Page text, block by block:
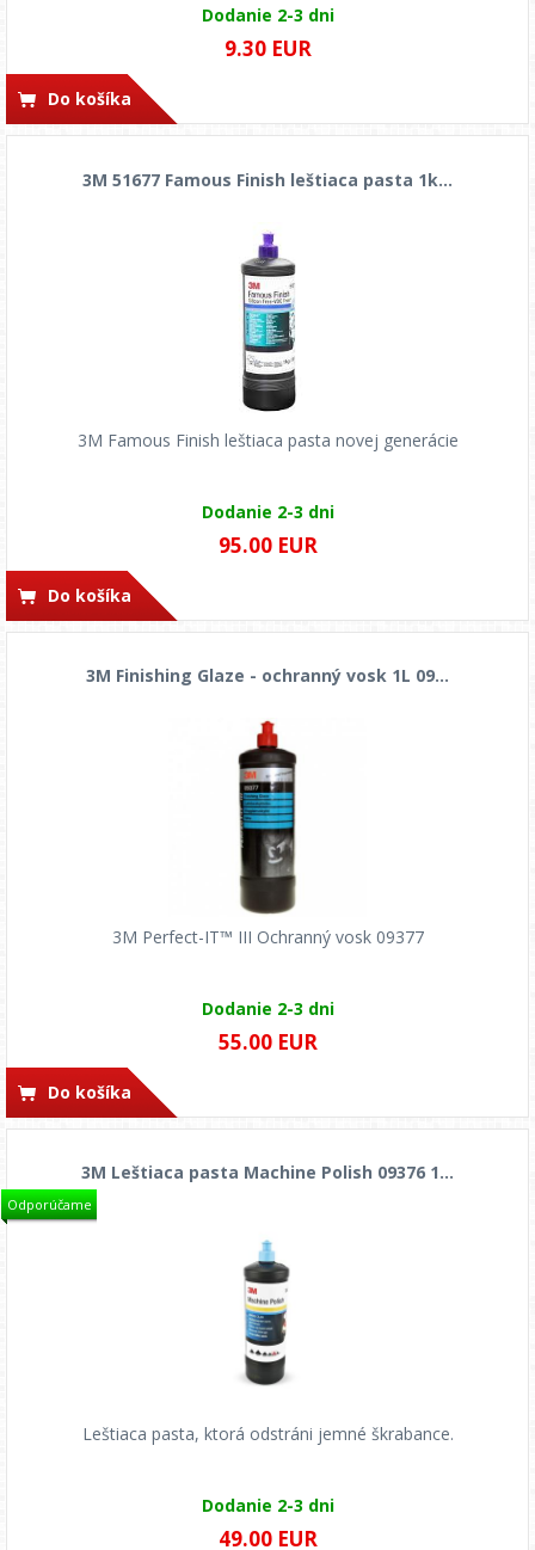
Dodanie 2-3 dni
9.30 EUR
Do košíka
3M 51677 Famous Finish leštiaca pasta 1k...
3M Famous Finish leštiaca pasta novej generácie
Dodanie 2-3 dni
95.00 EUR
Do košíka
3M Finishing Glaze - ochranný vosk 1L 09...
3M Perfect-IT™ III Ochranný vosk 09377
Dodanie 2-3 dni
55.00 EUR
Do košíka
Odporúčame
3M Leštiaca pasta Machine Polish 09376 1...
Leštiaca pasta, ktorá odstráni jemné škrabance.
Dodanie 2-3 dni
49.00 EUR